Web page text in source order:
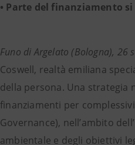
• Parte del finanziamento si
Funo di Argelato (Bologna), 26
Coswell, realtà emiliana
della persona. Una strategia
finanziamenti per
Governance), nell’ambito
ambientale e degli obiettivi